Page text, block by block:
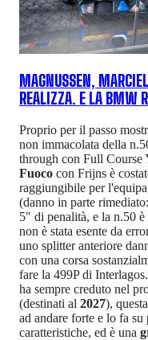
MAGNUSSEN,
REALIZZA. E LA BMW
Proprio per il passo
non immacolata della
through con Full Course
Fuoco con Frijns è
raggiungibile per
(danno in parte
5" di penalità, e la n.50 è
non è stata esente da
uno splitter anteriore
con una corsa
fare la 499P di
ha sempre creduto nel
(destinati al 2027),
ad andare forte e lo fa
caratteristiche, ed è una